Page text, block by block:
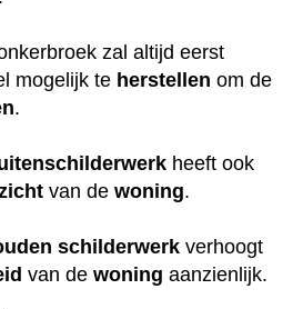
zal altijd eerst
mogelijk te herstellen om de
.
heeft ook
van de woning.
schilderwerk verhoogt
van de woning aanzienlijk.